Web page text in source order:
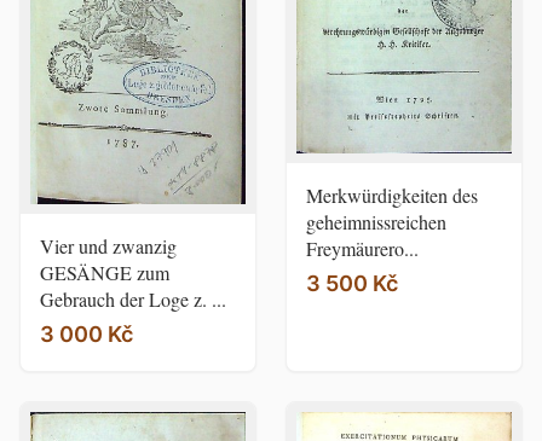
Vier und zwanzig
GESÄNGE zum
Gebrauch der Loge z. ...
3 000 Kč
Merkwürdigkeiten des
geheimnissreichen
Freymäurero...
3 500 Kč